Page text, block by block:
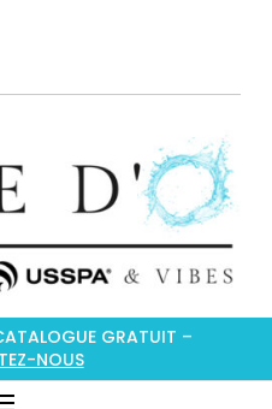
GRATUIT –
NOUS